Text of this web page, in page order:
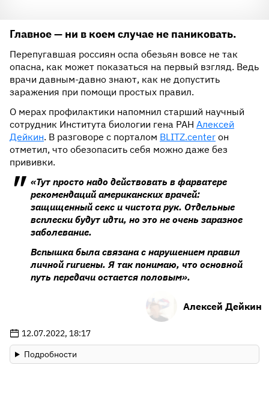
Главное — ни в коем случае не паниковать.
Перепугавшая россиян оспа обезьян вовсе не так
опасна, как может показаться на первый взгляд. Ведь
врачи давным-давно знают, как не допустить
заражения при помощи простых правил.
О мерах профилактики напомнил старший научный
сотрудник Института биологии гена РАН Алексей
Дейкин. В разговоре с порталом BLITZ.center он
отметил, что обезопасить себя можно даже без
прививки.
«Тут просто надо действовать в фарватере
рекомендаций американских врачей:
защищенный секс и чистота рук. Отдельные
всплески будут идти, но это не очень заразное
заболевание.
Вспышка была связана с нарушением правил
личной гигиены. Я так понимаю, что основной
путь передачи остается половым».
Алексей Дейкин
12.07.2022, 18:17
Подробности